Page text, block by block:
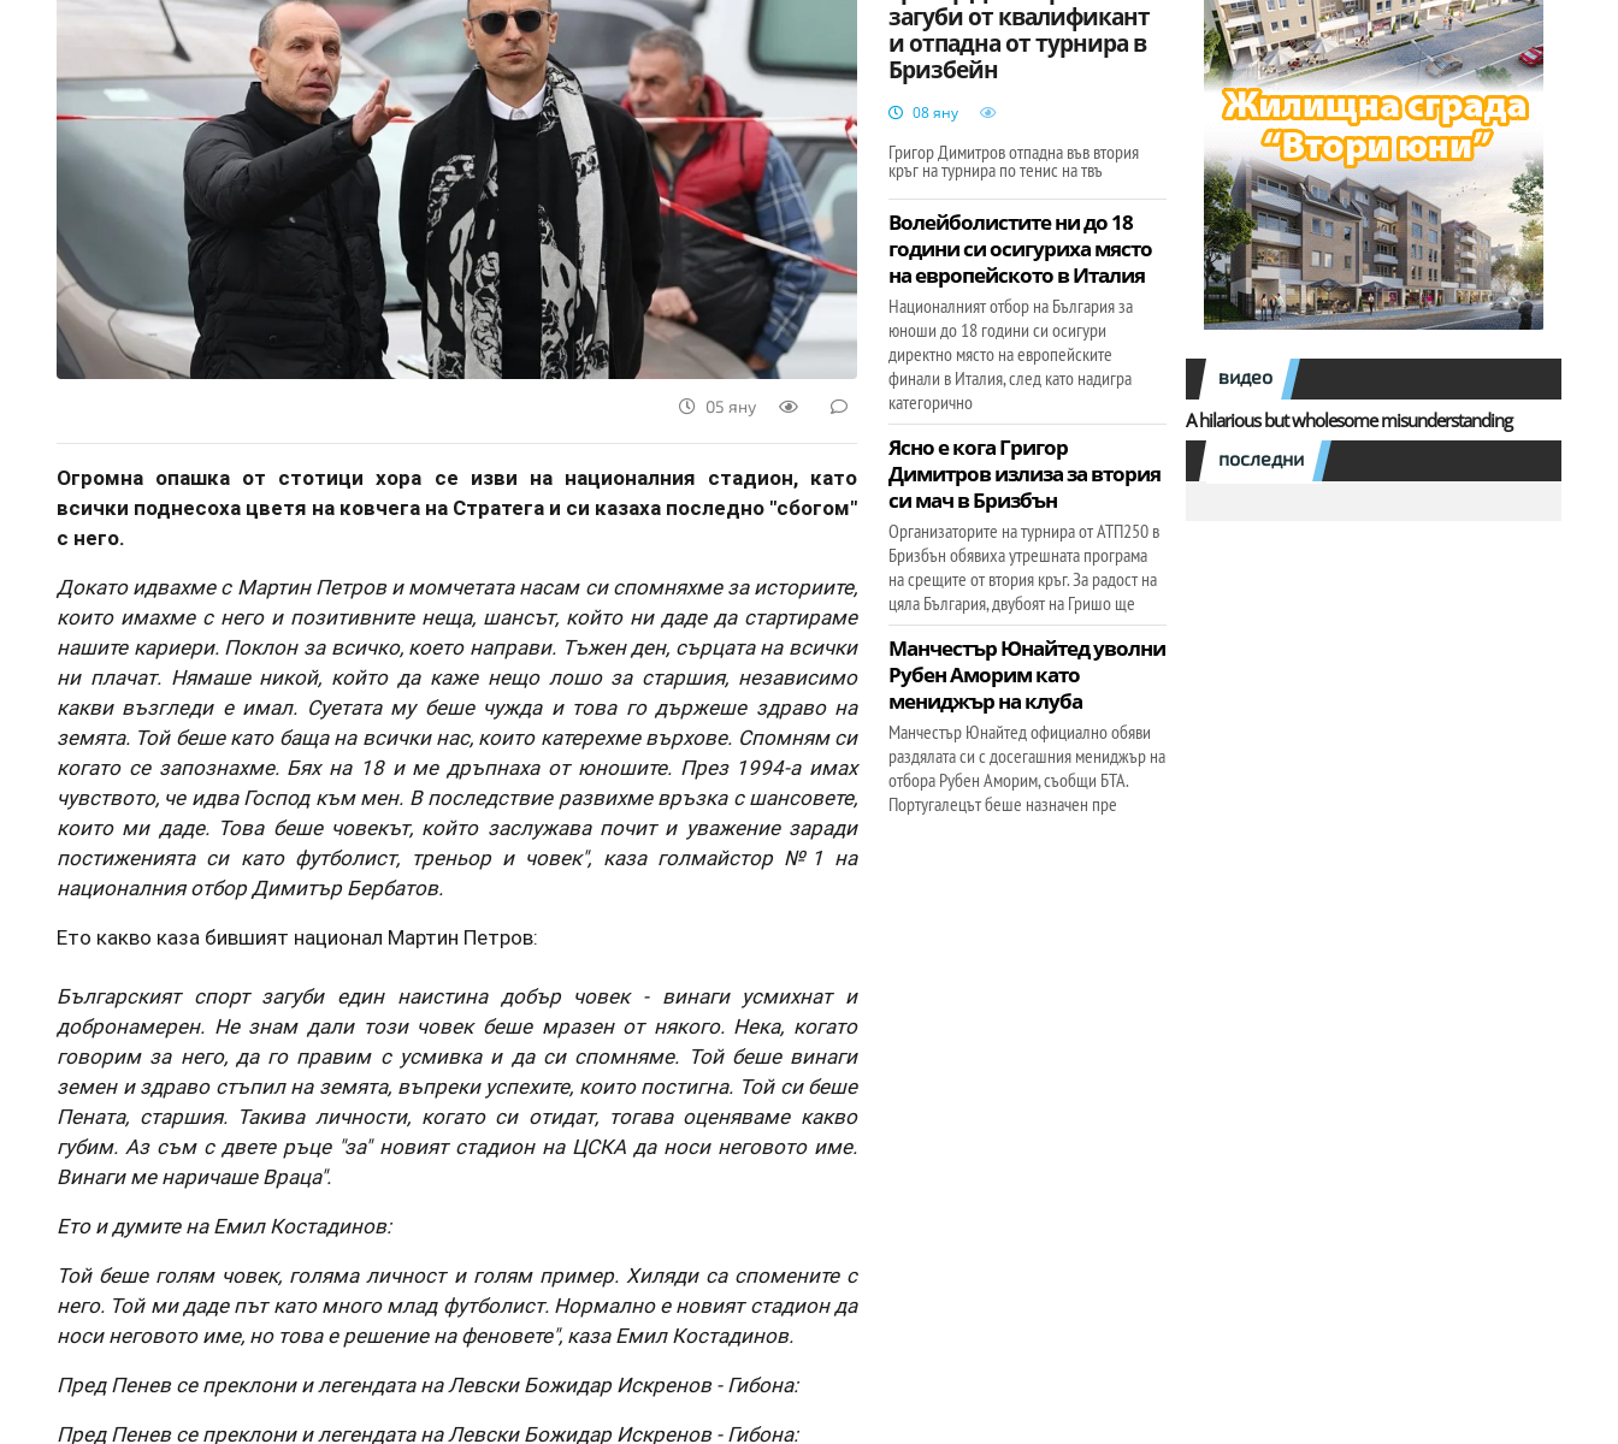
05 яну
Огромна опашка от стотици хора се изви на националния стадион, като
всички поднесоха цветя на ковчега на Стратега и си казаха последно "сбогом"
с него.
Докато идвахме с Мартин Петров и момчетата насам си спомняхме за историите,
които имахме с него и позитивните неща, шансът, който ни даде да стартираме
нашите кариери. Поклон за всичко, което направи. Тъжен ден, сърцата на всички
ни плачат. Нямаше никой, който да каже нещо лошо за старшия, независимо
какви възгледи е имал. Суетата му беше чужда и това го държеше здраво на
земята. Той беше като баща на всички нас, които катерехме върхове. Спомням си
когато се запознахме. Бях на 18 и ме дръпнаха от юношите. През 1994-а имах
чувството, че идва Господ към мен. В последствие развихме връзка с шансовете,
които ми даде. Това беше човекът, който заслужава почит и уважение заради
постиженията си като футболист, треньор и човек", каза голмайстор №1 на
националния отбор Димитър Бербатов.
Ето какво каза бившият национал Мартин Петров:
Българският спорт загуби един наистина добър човек - винаги усмихнат и
добронамерен. Не знам дали този човек беше мразен от някого. Нека, когато
говорим за него, да го правим с усмивка и да си спомняме. Той беше винаги
земен и здраво стъпил на земята, въпреки успехите, които постигна. Той си беше
Пената, старшия. Такива личности, когато си отидат, тогава оценяваме какво
губим. Аз съм с двете ръце "за" новият стадион на ЦСКА да носи неговото име.
Винаги ме наричаше Враца".
Ето и думите на Емил Костадинов:
Той беше голям човек, голяма личност и голям пример. Хиляди са спомените с
него. Той ми даде път като много млад футболист. Нормално е новият стадион да
носи неговото име, но това е решение на феновете", каза Емил Костадинов.
Пред Пенев се преклони и легендата на Левски Божидар Искренов - Гибона:
Пред Пенев се преклони и легендата на Левски Божидар Искренов - Гибона:
загуби от квалификант
и отпадна от турнира в
Бризбейн
08 яну
Григор Димитров отпадна във втория
кръг на турнира по тенис на твъ
Волейболистите ни до 18
години си осигуриха място
на европейското в Италия
Националният отбор на България за
юноши до 18 години си осигури
директно място на европейските
финали в Италия, след като надигра
категорично
Ясно е кога Григор
Димитров излиза за втория
си мач в Бризбън
Организаторите на турнира от АТП250 в
Бризбън обявиха утрешната програма
на срещите от втория кръг. За радост на
цяла България, двубоят на Гришо ще
Манчестър Юнайтед уволни
Рубен Аморим като
мениджър на клуба
Манчестър Юнайтед официално обяви
раздялата си с досегашния мениджър на
отбора Рубен Аморим, съобщи БТА.
Португалецът беше назначен пре
видео
A hilarious but wholesome misunderstanding
последни